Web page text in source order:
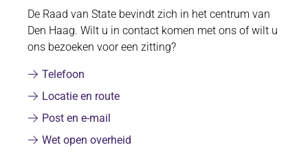
De Raad van State bevindt zich in het centrum van
Den Haag. Wilt u in contact komen met ons of wilt u
ons bezoeken voor een zitting?
Telefoon
Locatie en route
Post en e-mail
Wet open overheid